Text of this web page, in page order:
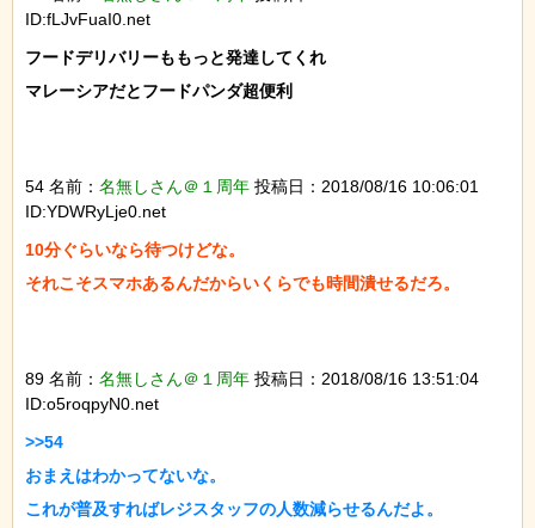
ID:fLJvFuaI0.net
フードデリバリーももっと発達してくれ
マレーシアだとフードパンダ超便利
54 名前： 名無しさん＠１周年 投稿日：2018/08/16 10:06:01
ID:YDWRyLje0.net
10分ぐらいなら待つけどな。
それこそスマホあるんだからいくらでも時間潰せるだろ。
89 名前： 名無しさん＠１周年 投稿日：2018/08/16 13:51:04
ID:o5roqpyN0.net
>>54
おまえはわかってないな。
これが普及すればレジスタッフの人数減らせるんだよ。